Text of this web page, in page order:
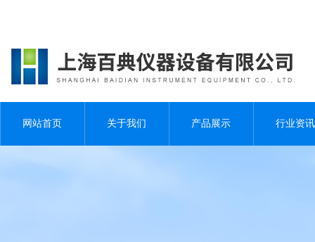
网站首页 关于我们 产品展示 行业资讯